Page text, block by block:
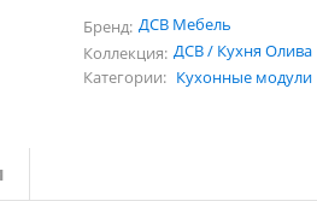
Бренд: ДСВ Мебель
Коллекция: ДСВ / Кухня Олива
Категории: Кухонные модули